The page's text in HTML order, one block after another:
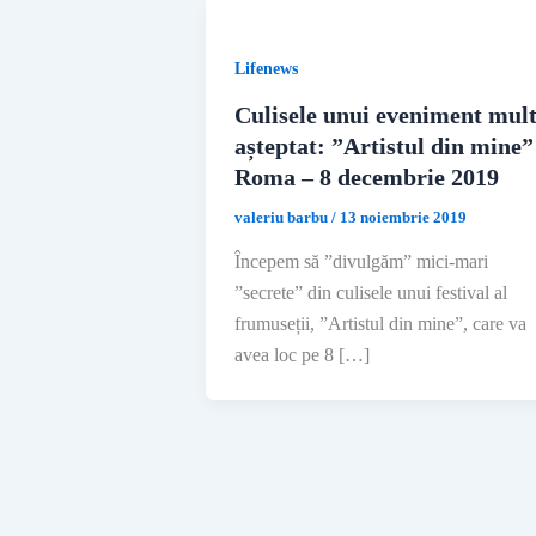
Lifenews
Culisele unui eveniment
așteptat: ”Artistul din mine”
Roma – 8 decembrie 2019
valeriu barbu / 13 noiembrie 2019
Începem să ”divulgăm” mici-mari
”secrete” din culisele unui festival al
frumuseții, ”Artistul din mine”, care va
avea loc pe 8 […]